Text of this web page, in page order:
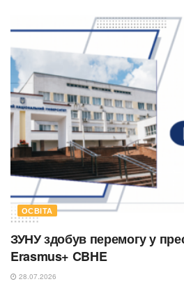
ОСВІТА
ЗУНУ здобув перемогу у
Erasmus+ CBHE
28.07.2026